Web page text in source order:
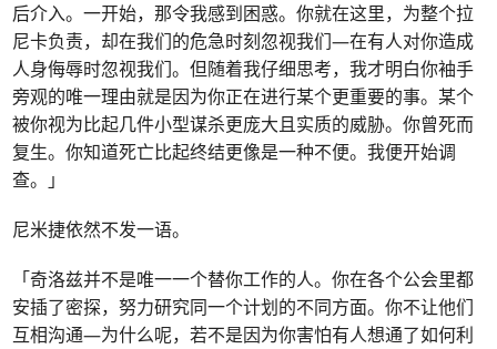
后介入。一开始，那令我感到困惑。你就在这里，为整个拉
尼卡负责，却在我们的危急时刻忽视我们—在有人对你造成
人身侮辱时忽视我们。但随着我仔细思考，我才明白你袖手
旁观的唯一理由就是因为你正在进行某个更重要的事。某个
被你视为比起几件小型谋杀更庞大且实质的威胁。你曾死而
复生。你知道死亡比起终结更像是一种不便。我便开始调
查。」
尼米捷依然不发一语。
「奇洛兹并不是唯一一个替你工作的人。你在各个公会里都
安插了密探，努力研究同一个计划的不同方面。你不让他们
互相沟通—为什么呢，若不是因为你害怕有人想通了如何利